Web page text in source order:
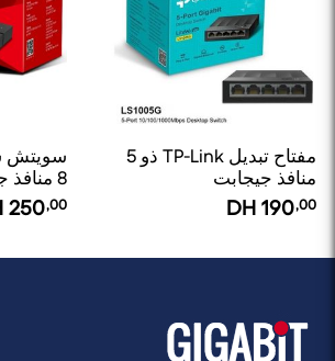
مفتاح تبديل TP-Link ذو 5
منافذ جيجابت
190,00
سويتش
8 منافذ جيجابت
250,00